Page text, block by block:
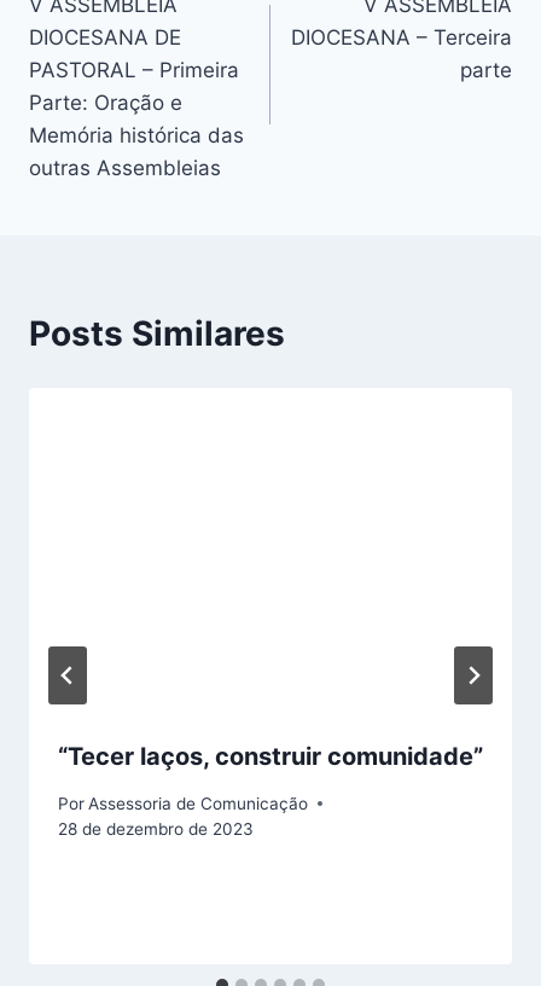
de
Post
DIOCESANA DE
PASTORAL – Primeira
Parte: Oração e
Memória histórica das
outras Assembleias
DIOCESANA – Terceira
parte
Posts Similares
“Tecer laços, construir comunidade”
PorAssessoria de Comunicação
28 de dezembro de 2023